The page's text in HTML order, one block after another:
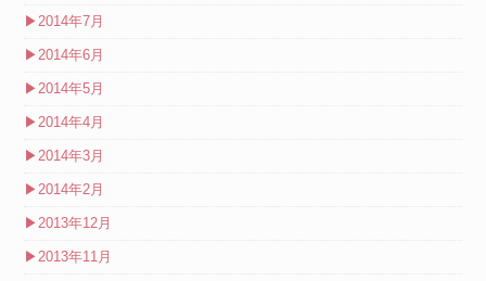
▶2014年7月
▶2014年6月
▶2014年5月
▶2014年4月
▶2014年3月
▶2014年2月
▶2013年12月
▶2013年11月